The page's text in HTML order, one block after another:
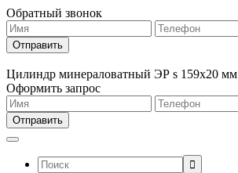
Обратный звонок
Цилиндр минераловатный ЭР s 159х20 мм
Оформить запрос
Поиск: